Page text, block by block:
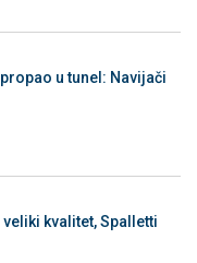
u tunel: Navijači
kvalitet, Spalletti